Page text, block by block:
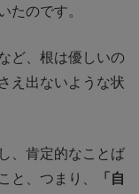
たのです。
ど、根は優しいの
え出ないような状
、肯定的なことば
と、つまり、
「自